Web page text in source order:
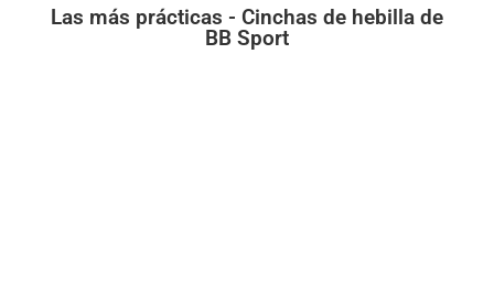
Las más prácticas - Cinchas de hebilla de
BB Sport